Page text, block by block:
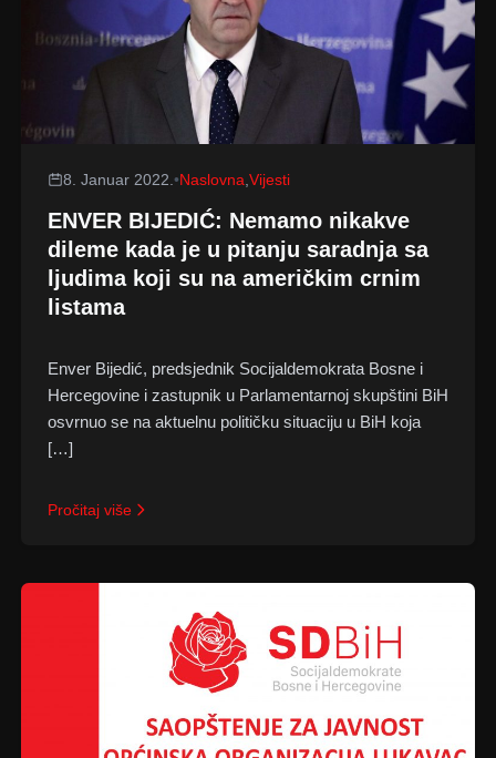
8. Januar 2022. •Naslovna Vijesti
ENVER BIJEDIĆ: Nemamo nikakve
dileme kada je u pitanju saradnja sa
ljudima koji su na američkim crnim
listama
Enver Bijedić, predsjednik Socijaldemokrata Bosne i
Hercegovine i zastupnik u Parlamentarnoj skupštini BiH
osvrnuo se na aktuelnu političku situaciju u BiH koja
[…]
Pročitaj više